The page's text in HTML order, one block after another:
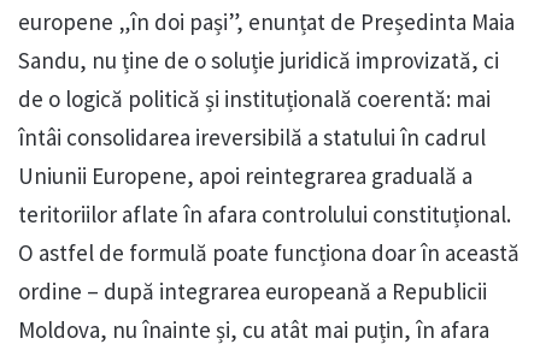
europene „în doi pași”, enunțat de Președinta Maia
Sandu, nu ține de o soluție juridică improvizată, ci
de o logică politică și instituțională coerentă: mai
întâi consolidarea ireversibilă a statului în cadrul
Uniunii Europene, apoi reintegrarea graduală a
teritoriilor aflate în afara controlului constituțional.
O astfel de formulă poate funcționa doar în această
ordine – după integrarea europeană a Republicii
Moldova, nu înainte și, cu atât mai puțin, în afara